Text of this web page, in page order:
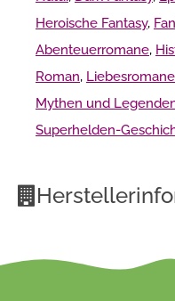
Heroische Fantasy,
Abenteuerromane,
Roman,
Mythen und
Superhelden-